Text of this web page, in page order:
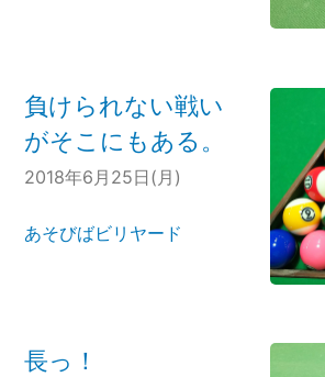
負けられない戦い
がそこにもある。
2018年6月25日(月)
あそびばビリヤード
長っ！